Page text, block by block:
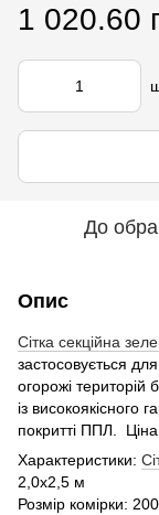
1 020.60
До
Опис
Сітка секційна
застосовується
огорожі територій
із високоякісного
покритті ППЛ.
Характеристики:
2,0х2,5 м
Розмір комірки: